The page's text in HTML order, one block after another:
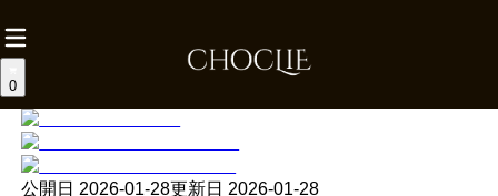
0
公開日 2026-01-28更新日 2026-01-28